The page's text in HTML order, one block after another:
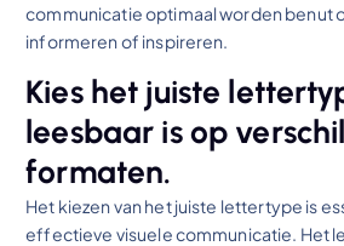
communicatie optimaal worden benut
informeren of inspireren.
Kies het juiste
leesbaar is op
formaten.
Het kiezen van het juiste lettertype is
effectieve visuele communicatie. Het